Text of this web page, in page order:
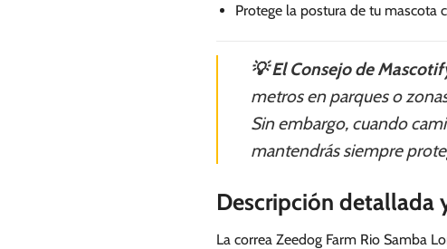
Protege la postura de tu mascota
💡 El Consejo de
metros en parques o
Sin embargo, cuando
mantendrás siempre
Descripción detallada
La correa Zeedog Farm Rio Samba